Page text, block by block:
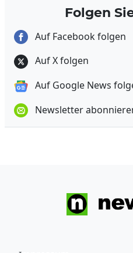
Folgen
Auf Facebook folgen
Auf X folgen
Auf Google News
Newsletter